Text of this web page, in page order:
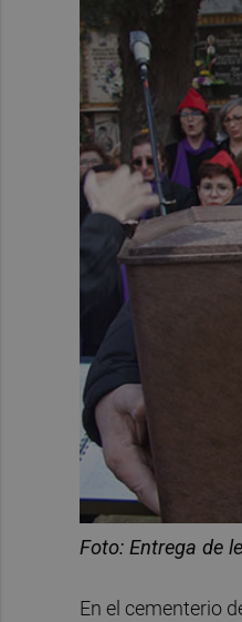
Foto: Entrega de
En el cementerio